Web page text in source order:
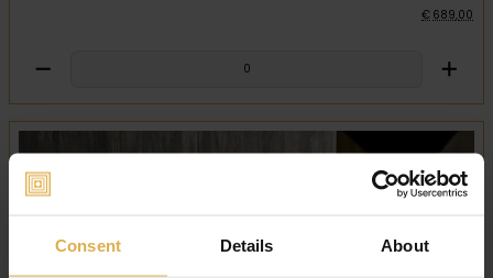
Consent Details About
€ 689,00